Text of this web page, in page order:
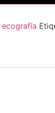
ecografía